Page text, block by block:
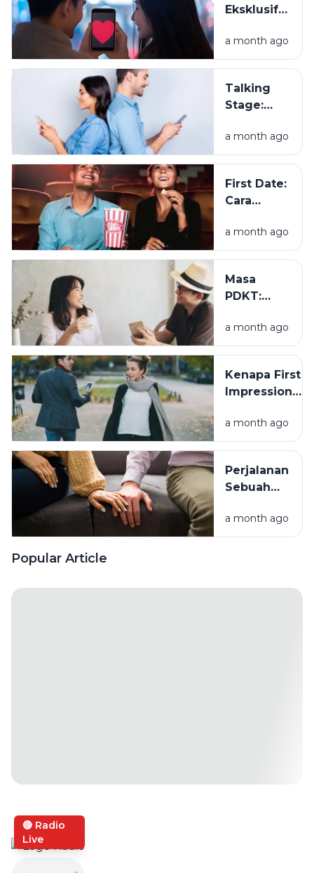
Hubungan?
Eksklusif
Pacaran,
Apa
a month ago
Talking
Stage:
Dekat, tapi
Belum
a month ago
First Date:
Cara
Kesan
Pertama
a month ago
Masa
PDKT:
Seseorang
Tanpa
buru
a month ago
Kenapa First
Impression
Menentukan
Ketertarikan?
a month ago
Perjalanan
Sebuah
Memahami
Setiap
Kisah
a month ago
Popular Article
🔴 Radio
Live